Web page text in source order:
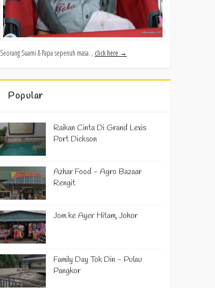
Seorang Suami & Papa sepenuh masa. , click here →
Popular
Raikan Cinta Di Grand Lexis
Port Dickson
Azhar Food - Agro Bazaar
Rengit
Jom ke Ayer Hitam, Johor
Family Day Tok Din - Pulau
Pangkor